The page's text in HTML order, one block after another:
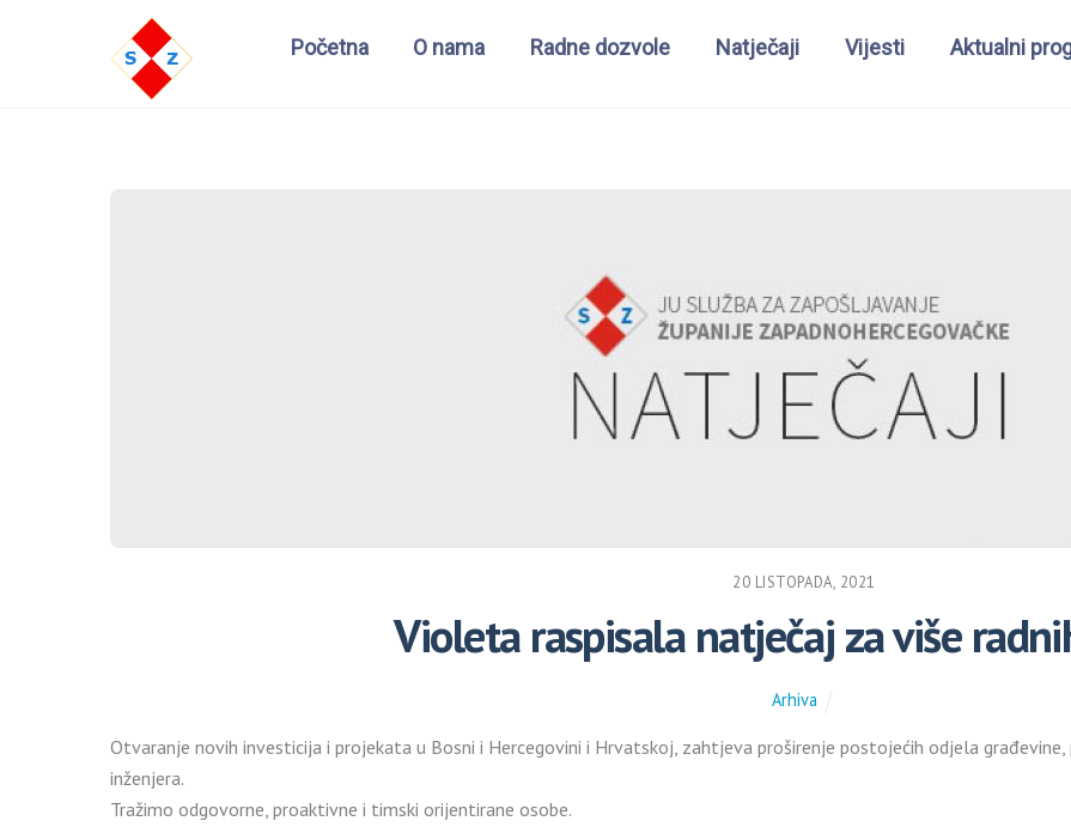
Početna O nama Radne dozvole Natječaji Vijesti Aktualni
20 LISTOPADA, 2021
Violeta raspisala natječaj za više
Arhiva
Otvaranje novih investicija i projekata u Bosni i Hercegovini i Hrvatskoj, zahtjeva proširenje postojećih odjela
inženjera.
Tražimo odgovorne, proaktivne i timski orijentirane osobe.